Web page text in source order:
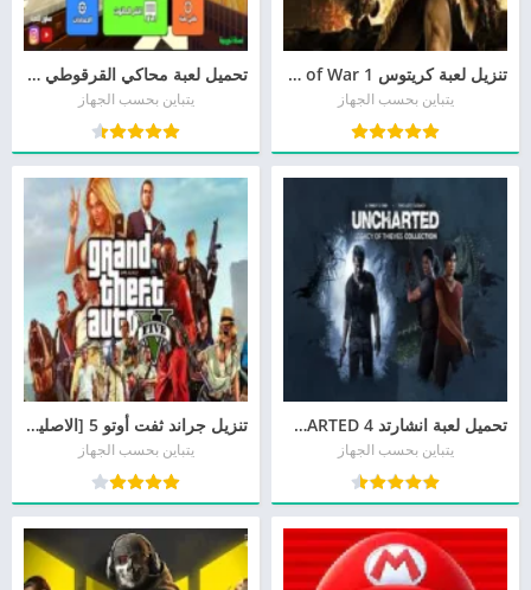
تنزيل لعبة كريتوس God of War 1 برابط مباشر
يتباين بحسب الجهاز
تحميل لعبة محاكي القرقوطي Gargouti Simulator مجانا
يتباين بحسب الجهاز
تحميل لعبة انشارتد 4 UNCHARTED مجانا
يتباين بحسب الجهاز
تنزيل جراند ثفت أوتو 5 [الاصلية] جاتا 5 مجانا
يتباين بحسب الجهاز